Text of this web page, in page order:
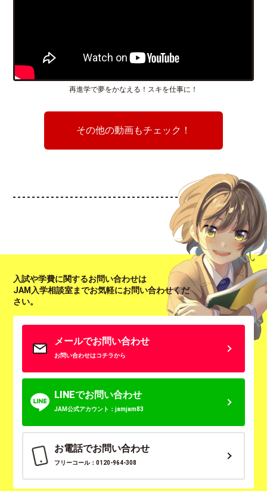
再進学で夢をかなえる！スキを仕事に！
その他の動画もチェック！
入試や学費に関するお問い合わせは
JAM入学相談室までお気軽にお問い合わせくだ
さい。
メールでお問い合わせ
お問い合わせはコチラから
LINEでお問い合わせ
JAM公式アカウント：jamjam83
お電話でお問い合わせ
フリーコール：0120-964-308